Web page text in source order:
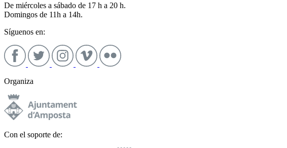
De miércoles a sábado de 17 h a 20 h.
Domingos de 11h a 14h.
Síguenos en:
Organiza
Con el soporte de: